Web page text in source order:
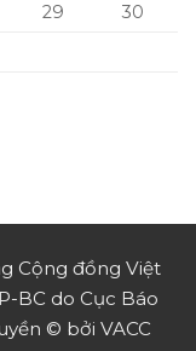
29
30
Cộng đồng Việt
BC do Cục Báo
© bởi VACC